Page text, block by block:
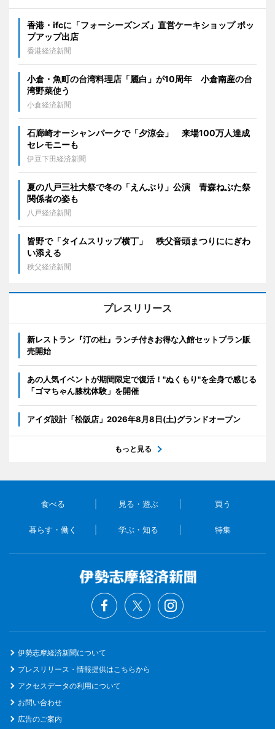
香港・ifcに「フォーシーズンズ」直営ケーキショップ ポッ
プアップ出店
香港経済新聞
小倉・魚町の台湾料理店「麗白」が10周年 小倉南産の台
湾野菜使う
小倉経済新聞
石廊崎オーシャンパークで「夕涼会」 来場100万人達成
セレモニーも
伊豆下田経済新聞
夏の八戸三社大祭で冬の「えんぶり」公演 青森ねぶた祭
関係者の姿も
八戸経済新聞
皆野で「タイムスリップ横丁」 秩父音頭まつりににぎわ
い添える
秩父経済新聞
プレスリリース
新レストラン『汀の杜』ランチ付きお得な入館セットプラン販
売開始
あの人気イベントが期間限定で復活！"ぬくもり"を全身で感じる
「ゴマちゃん膝枕体験」を開催
アイダ設計「松阪店」2026年8月8日(土)グランドオープン
もっと見る
食べる 見る・遊ぶ 買う
暮らす・働く 学ぶ・知る 特集
伊勢志摩経済新聞について
プレスリリース・情報提供はこちらから
アクセスデータの利用について
お問い合わせ
広告のご案内